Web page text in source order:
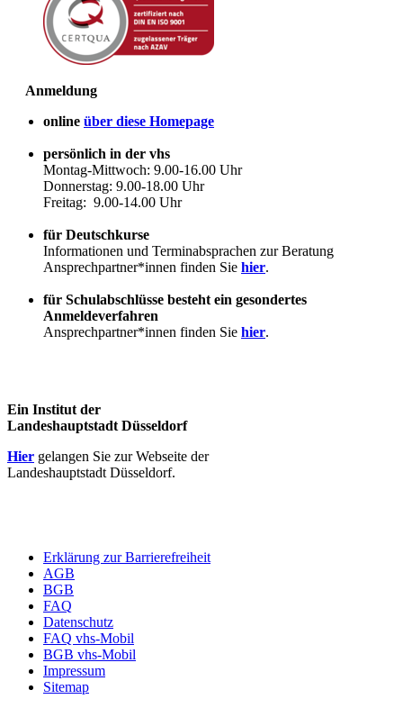
Anmeldung
online über diese Homepage
persönlich in der vhs
Montag-Mittwoch: 9.00-16.00 Uhr
Donnerstag: 9.00-18.00 Uhr
Freitag: 9.00-14.00 Uhr
für Deutschkurse
Informationen und Terminabsprachen zur Beratung
Ansprechpartner*innen finden Sie hier.
für Schulabschlüsse besteht ein gesondertes
Anmeldeverfahren
Ansprechpartner*innen finden Sie hier.
Ein Institut der
Landeshauptstadt Düsseldorf
Hier gelangen Sie zur Webseite der
Landeshauptstadt Düsseldorf.
Erklärung zur Barrierefreiheit
AGB
BGB
FAQ
Datenschutz
FAQ vhs-Mobil
BGB vhs-Mobil
Impressum
Sitemap